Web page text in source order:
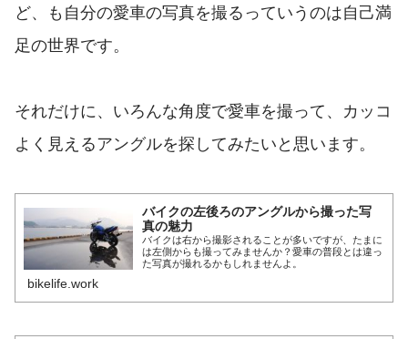
ど、も自分の愛車の写真を撮るっていうのは自己満
足の世界です。
それだけに、いろんな角度で愛車を撮って、カッコ
よく見えるアングルを探してみたいと思います。
バイクの左後ろのアングルから撮った写
真の魅力
バイクは右から撮影されることが多いですが、たまに
は左側からも撮ってみませんか？愛車の普段とは違っ
た写真が撮れるかもしれませんよ。
bikelife.work